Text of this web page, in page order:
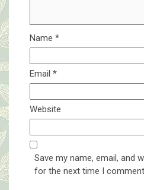
Name *
Email *
Website
Save my name, email, and
for the next time I